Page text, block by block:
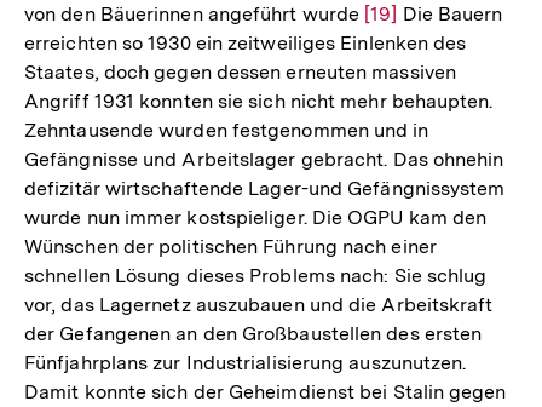
von den Bäuerinnen angeführt wurde Zur
Auflösung
der
Fußnote
[19] Die Bauern
erreichten so 1930 ein zeitweiliges Einlenken des
Staates, doch gegen dessen erneuten massiven
Angriff 1931 konnten sie sich nicht mehr behaupten.
Zehntausende wurden festgenommen und in
Gefängnisse und Arbeitslager gebracht. Das ohnehin
defizitär wirtschaftende Lager-und Gefängnissystem
wurde nun immer kostspieliger. Die OGPU kam den
Wünschen der politischen Führung nach einer
schnellen Lösung dieses Problems nach: Sie schlug
vor, das Lagernetz auszubauen und die Arbeitskraft
der Gefangenen an den Großbaustellen des ersten
Fünfjahrplans zur Industrialisierung auszunutzen.
Damit konnte sich der Geheimdienst bei Stalin gegen